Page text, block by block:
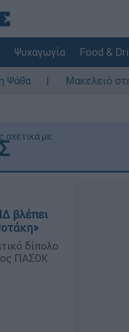
Ψυχαγωγία Food &
Μακελειό στη Βόρεια
σχετικά με:
βλέπει
δίπολο
ΠΑΣΟΚ